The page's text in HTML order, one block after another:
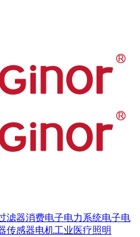
滤器消费电子电力系统电子电
传感器电机工业医疗照明